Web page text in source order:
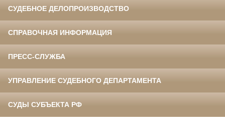
СУДЕБНОЕ ДЕЛОПРОИЗВОДСТВО
СПРАВОЧНАЯ ИНФОРМАЦИЯ
ПРЕСС-СЛУЖБА
УПРАВЛЕНИЕ СУДЕБНОГО ДЕПАРТАМЕНТА
СУДЫ СУБЪЕКТА РФ